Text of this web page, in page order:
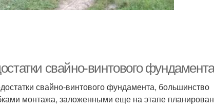
свайно-винтового фундамента
свайно-винтового фундамента, большинство
монтажа, заложенными еще на этапе